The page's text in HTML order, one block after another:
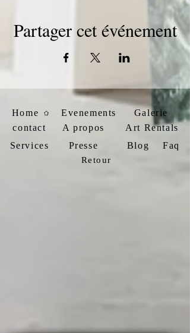
Partager cet événement
Home Evenements
Galerie
contact
A propos
Art Rentals
Services
Presse Blog Faq
Retour